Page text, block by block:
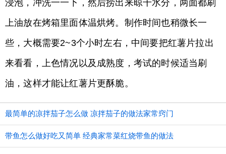
浸泡，冲洗一一下，然后捞出来晾干水分，两面都刷
上油放在烤箱里面体温烘烤。制作时间也稍微长一
些，大概需要2~3个小时左右，中间要把红薯片拉出
来看看，上色情况以及成熟度，考试的时候适当刷
油，这样才能让红薯片更酥脆。
最简单的凉拌茄子怎么做 凉拌茄子的做法家常窍门
带鱼怎么做好吃又简单 经典家常菜红烧带鱼的做法